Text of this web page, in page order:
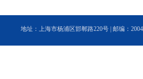
地址：上海市杨浦区邯郸路220号 | 邮编：